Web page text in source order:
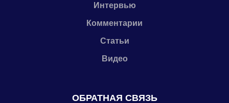
Интервью
Комментарии
Статьи
Видео
ОБРАТНАЯ СВЯЗЬ